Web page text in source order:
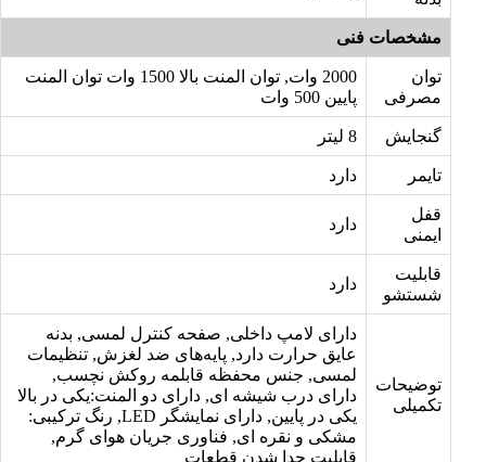
مشخصات فنی
توان
مصرفی
2000 وات, توان المنت بالا 1500 وات توان المنت
پایین 500 وات
گنجایش
تایمر دارد
قفل
ایمنی
دارد
قابلیت
شستشو
دارد
توضیحات
تکمیلی
دارای لامپ داخلی, صفحه کنترل لمسی, بدنه
عایق حرارت دارد, پایه‌های ضد لغزش, تنظیمات
لمسی, جنس محفظه قابلمه روکش نچسب,
دارای درب شیشه ای, دارای دو المنت:یکی در بالا
یکی در پایین, دارای نمایشگر LED, رنگ ترکیبی:
مشکی و نقره ای, فناوری جریان هوای گرم,
قابلیت جدا شدن قطعات